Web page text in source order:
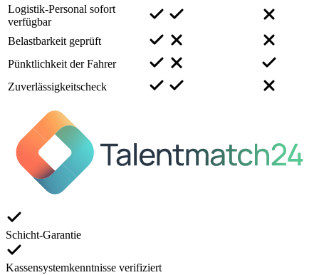
Logistik-Personal sofort
verfügbar
Belastbarkeit geprüft
Pünktlichkeit der Fahrer
Zuverlässigkeitscheck
Schicht-Garantie
Kassensystemkenntnisse verifiziert